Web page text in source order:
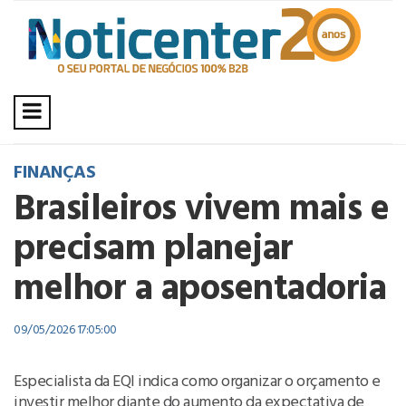
FINANÇAS
Brasileiros vivem mais e
precisam planejar
melhor a aposentadoria
09/05/2026 17:05:00
Especialista da EQI indica como organizar o orçamento e